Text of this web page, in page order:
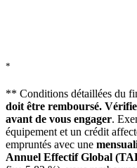
*
** Conditions détaillées du
doit être remboursé.
avant de vous engager.
équipement et un crédit
empruntés avec une
Annuel Effectif Global